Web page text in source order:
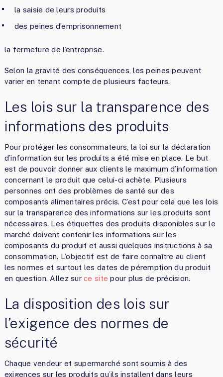
la saisie de leurs produits
des peines d’emprisonnement
la fermeture de l’entreprise.
Selon la gravité des conséquences, les peines peuvent
varier en tenant compte de plusieurs facteurs.
Les lois sur la transparence des
informations des produits
Pour protéger les consommateurs, la loi sur la déclaration
d’information sur les produits a été mise en place. Le but
est de pouvoir donner aux clients le maximum d’information
concernant le produit que celui-ci achète. Plusieurs
personnes ont des problèmes de santé sur des
composants alimentaires précis. C’est pour cela que les lois
sur la transparence des informations sur les produits sont
nécessaires. Les étiquettes des produits disponibles sur le
marché doivent contenir les informations sur les
composants du produit et aussi quelques instructions à sa
consommation. L’objectif est de faire connaître au client
les normes et surtout les dates de péremption du produit
en question. Allez surce site pour plus de précision.
La disposition des lois sur
l’exigence des normes de
sécurité
Chaque vendeur et supermarché sont soumis à des
exigences sur les produits qu’ils installent dans leurs